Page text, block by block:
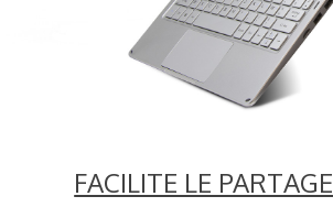
FACILITE LE PARTAGE